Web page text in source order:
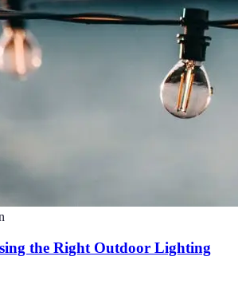
the Right Outdoor Lighting